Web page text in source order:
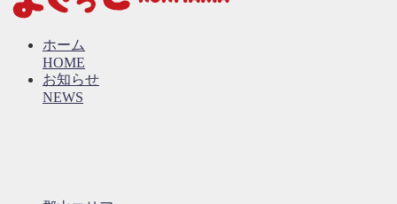
ホーム
HOME
お知らせ
NEWS